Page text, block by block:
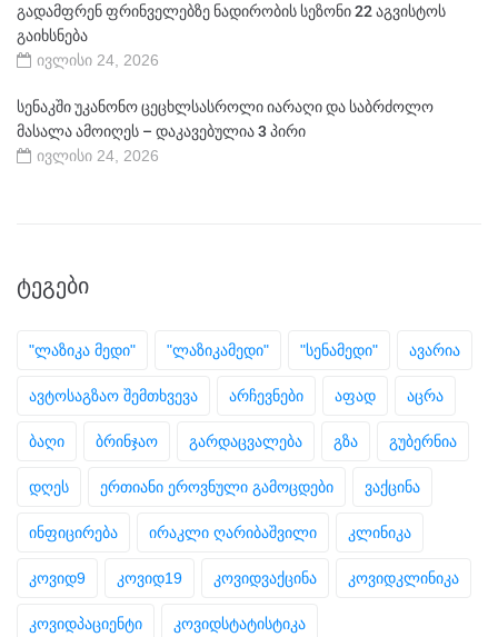
გადამფრენ ფრინველებზე ნადირობის სეზონი 22 აგვისტოს
გაიხსნება
ივლისი 24, 2026
სენაკში უკანონო ცეცხლსასროლი იარაღი და საბრძოლო
მასალა ამოიღეს – დაკავებულია 3 პირი
ივლისი 24, 2026
ᲢᲔᲒᲔᲑᲘ
"ლაზიკა მედი" "ლაზიკამედი" "სენამედი" ავარია
ავტოსაგზაო შემთხვევა არჩევნები აფად აცრა
ბაღი ბრინჯაო გარდაცვალება გზა გუბერნია
დღეს ერთიანი ეროვნული გამოცდები ვაქცინა
ინფიცირება ირაკლი ღარიბაშვილი კლინიკა
კოვიდ9 კოვიდ19 კოვიდვაქცინა კოვიდკლინიკა
კოვიდპაციენტი კოვიდსტატისტიკა